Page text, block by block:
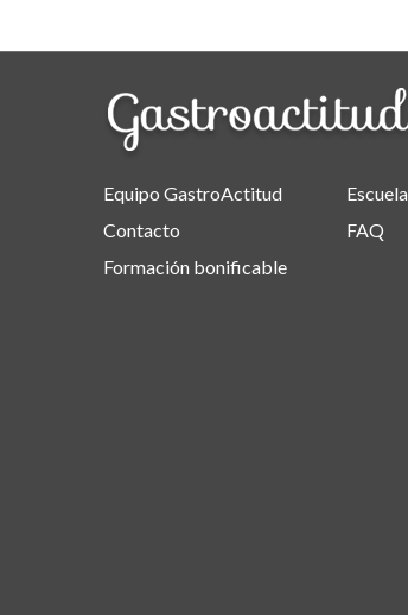
Equipo GastroActitud
Contacto
Formación bonificable
Escuela
FAQ